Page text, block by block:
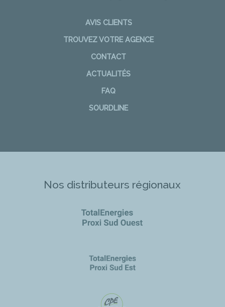
AVIS CLIENTS
TROUVEZ VOTRE AGENCE
CONTACT
ACTUALITÉS
FAQ
SOURDLINE
Nos distributeurs régionaux